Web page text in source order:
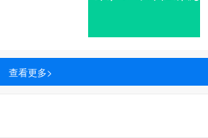
查看更多>